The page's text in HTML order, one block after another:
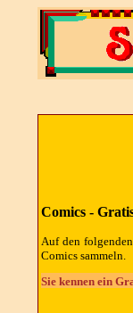
Comics -
Auf den
Comics sammeln.
Sie kennen ein